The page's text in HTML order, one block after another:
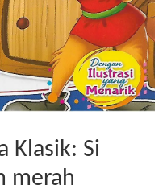
Klasik: Si
merah